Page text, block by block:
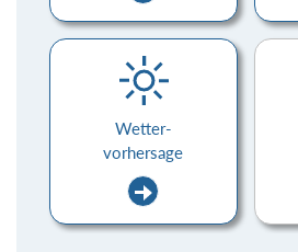
Wetter-
vorhersage